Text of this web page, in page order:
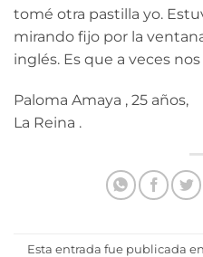
tomé otra pastilla yo.
mirando fijo por la
inglés. Es que a veces
Paloma Amaya , 25 años,
La Reina .
Esta entrada fue publicada en